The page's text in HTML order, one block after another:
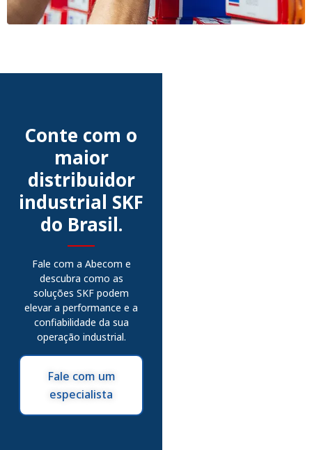
Conte com o
maior
distribuidor
industrial SKF
do Brasil.
Fale com a Abecom e
descubra como as
soluções SKF podem
elevar a performance e a
confiabilidade da sua
operação industrial.
Fale com um
especialista